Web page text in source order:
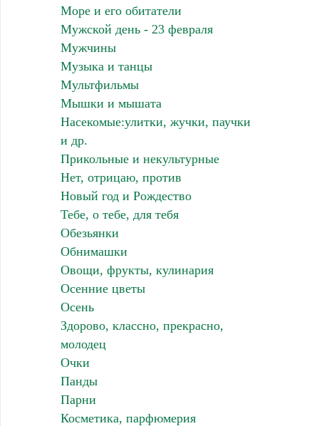
Море и его обитатели
Мужской день - 23 февраля
Мужчины
Музыка и танцы
Мультфильмы
Мышки и мышата
Насекомые:улитки, жучки, паучки
и др.
Прикольные и некультурные
Нет, отрицаю, против
Новый год и Рождество
Тебе, о тебе, для тебя
Обезьянки
Обнимашки
Овощи, фрукты, кулинария
Осенние цветы
Осень
Здорово, классно, прекрасно,
молодец
Очки
Панды
Парни
Косметика, парфюмерия